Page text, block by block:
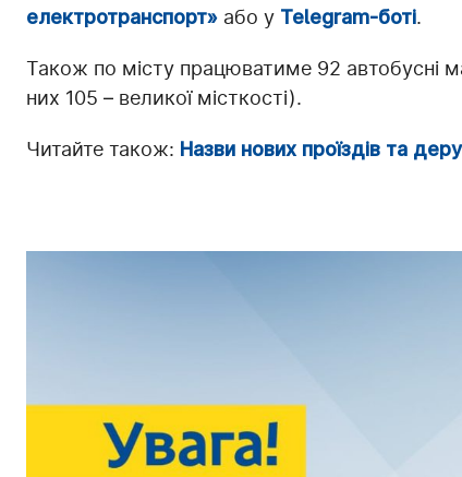
електротранспорт» або у Telegram-боті.
Також по місту працюватиме 92 автобусні
них 105 – великої місткості).
Читайте також: Назви нових проїздів та